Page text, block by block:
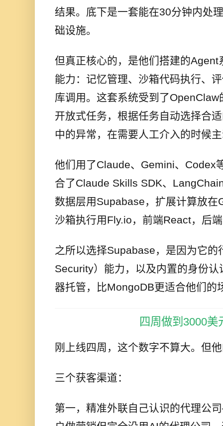
结果。底下是一套能在30分钟内处
础设施。
但真正核心的，是他们搭建的
能力：记忆管理、沙箱代码执行、
库调用。这套系统受到了
开放式任务，根据任务自动选择合
中的异常，在需要人工介入的时候
他们用了Claude、Gemini、Codex
合了Claude Skills SDK、
数据层用Supabase，扩展计算放
沙箱执行用Fly.io，前端React，后
之所以选择Supabase，是因为它的
Security）能力，以及内置的身份
器托管，比MongoDB更适合他们的
四周做到3000美
刚上线四周，这个数字不算大。但
三个获客渠道：
第一，精准外联自己认识的代理公